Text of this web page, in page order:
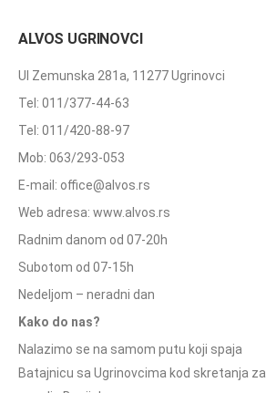
ALVOS UGRINOVCI
Ul Zemunska 281a, 11277 Ugrinovci
Tel: 011/377-44-63
Tel: 011/420-88-97
Mob: 063/293-053
E-mail: office@alvos.rs
Web adresa: www.alvos.rs
Radnim danom od 07-20h
Subotom od 07-15h
Nedeljom – neradni dan
Kako do nas?
Nalazimo se na samom putu koji spaja
Batajnicu sa Ugrinovcima kod skretanja za